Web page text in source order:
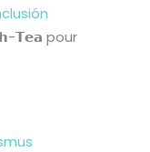
𝗧𝗲𝗮 pour